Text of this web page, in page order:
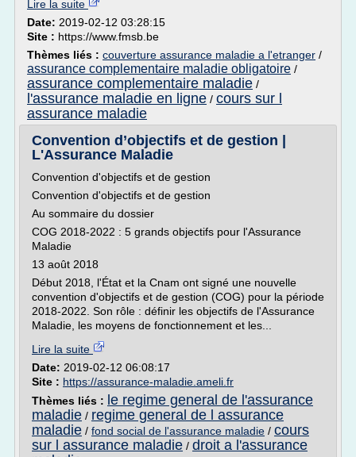
Lire la suite
Date: 2019-02-12 03:28:15
Site : https://www.fmsb.be
Thèmes liés : couverture assurance maladie a l'etranger /
assurance complementaire maladie obligatoire /
assurance complementaire maladie /
l'assurance maladie en ligne / cours sur l
assurance maladie
Convention d’objectifs et de gestion |
L'Assurance Maladie
Convention d'objectifs et de gestion
Convention d'objectifs et de gestion
Au sommaire du dossier
COG 2018-2022 : 5 grands objectifs pour l'Assurance
Maladie
13 août 2018
Début 2018, l'État et la Cnam ont signé une nouvelle
convention d'objectifs et de gestion (COG) pour la période
2018-2022. Son rôle : définir les objectifs de l'Assurance
Maladie, les moyens de fonctionnement et les...
Lire la suite
Date: 2019-02-12 06:08:17
Site : https://assurance-maladie.ameli.fr
Thèmes liés : le regime general de l'assurance
maladie / regime general de l assurance
maladie / fond social de l'assurance maladie / cours
sur l assurance maladie / droit a l'assurance